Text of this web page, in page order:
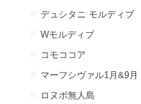
デュシタニ モルディブ
Wモルディブ
コモココア
マーフシヴァル1月&9月
ロヌボ無人島